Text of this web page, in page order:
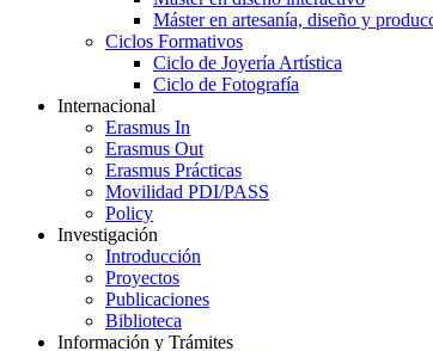
Máster en artesanía, diseño y
Ciclos Formativos
Ciclo de Joyería Artística
Ciclo de Fotografía
Internacional
Erasmus In
Erasmus Out
Erasmus Prácticas
Movilidad PDI/PASS
Policy
Investigación
Introducción
Proyectos
Publicaciones
Biblioteca
Información y Trámites